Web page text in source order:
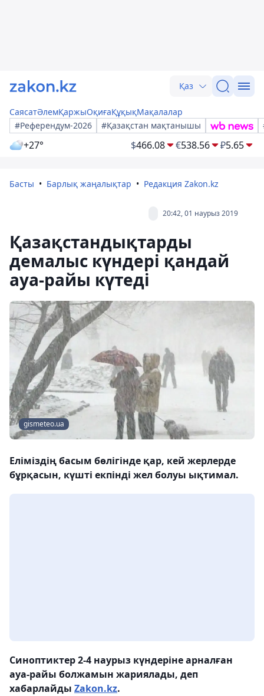
Қаз
СаясатӘлемҚаржыОқиғаҚұқықМақалалар
#Референдум-2026
#Қазақстан мақтанышы
+27° $466.08 €538.56 ₽5.65
Басты Барлық жаңалықтар Редакция Zakon.kz
20:42, 01 наурыз 2019
Қазақстандықтарды
демалыс күндері қандай
ауа-райы күтеді
gismeteo.ua
Еліміздің басым бөлігінде қар, кей жерлерде
бұрқасын, күшті екпінді жел болуы ықтимал.
Синоптиктер 2-4 наурыз күндеріне арналған
ауа-райы болжамын жариялады, деп
хабарлайды Zakon.kz.